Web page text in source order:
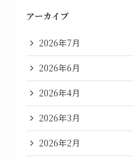
アーカイブ
2026年7月
2026年6月
2026年4月
2026年3月
2026年2月